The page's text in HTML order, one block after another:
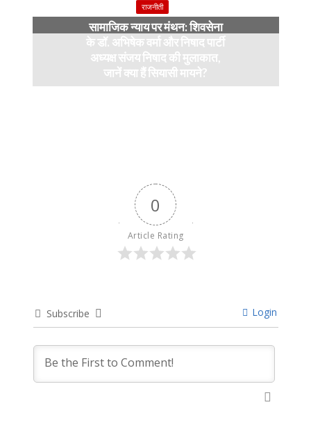
राजनीती
सामाजिक न्याय पर मंथन: शिवसेना
के डॉ. अभिषेक वर्मा और निषाद पार्टी
अध्यक्ष संजय निषाद की मुलाकात,
जानें क्या हैं सियासी मायने?
0
Article Rating
Subscribe Login